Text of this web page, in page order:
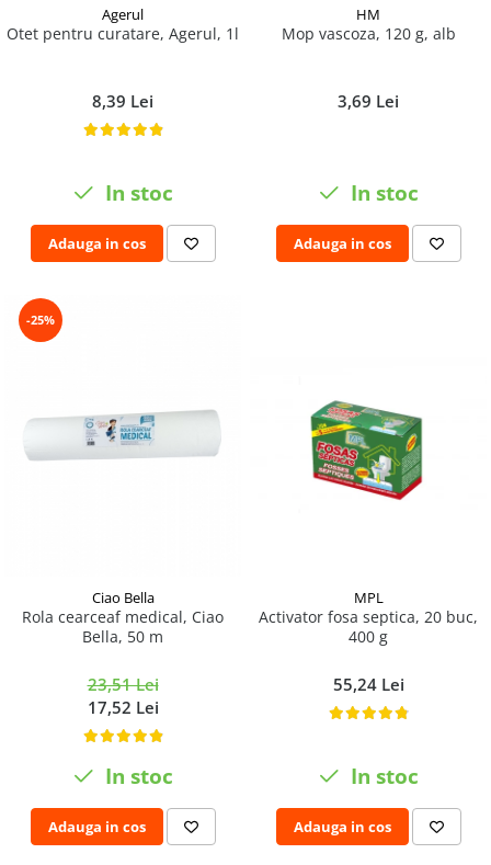
Agerul
Otet pentru curatare, Agerul, 1l
8,39 Lei
In stoc
Adauga in cos
HM
Mop vascoza, 120 g, alb
3,69 Lei
In stoc
Adauga in cos
-25%
Ciao Bella
Rola cearceaf medical, Ciao
Bella, 50 m
23,51 Lei
17,52 Lei
In stoc
Adauga in cos
MPL
Activator fosa septica, 20 buc,
400 g
55,24 Lei
In stoc
Adauga in cos